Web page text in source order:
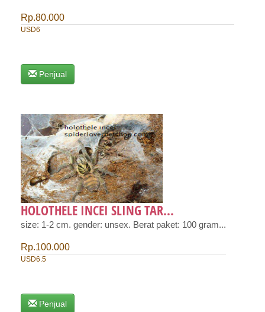
Rp.80.000
USD6
Penjual
HOLOTHELE INCEI SLING TAR...
size: 1-2 cm. gender: unsex. Berat paket: 100 gram...
Rp.100.000
USD6.5
Penjual